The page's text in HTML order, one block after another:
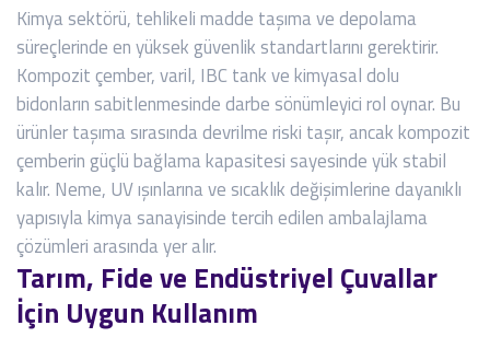
Kimya sektörü, tehlikeli madde taşıma ve depolama
süreçlerinde en yüksek güvenlik standartlarını gerektirir.
Kompozit çember, varil, IBC tank ve kimyasal dolu
bidonların sabitlenmesinde darbe sönümleyici rol oynar. Bu
ürünler taşıma sırasında devrilme riski taşır, ancak kompozit
çemberin güçlü bağlama kapasitesi sayesinde yük stabil
kalır. Neme, UV ışınlarına ve sıcaklık değişimlerine dayanıklı
yapısıyla kimya sanayisinde tercih edilen ambalajlama
çözümleri arasında yer alır.
Tarım, Fide ve Endüstriyel Çuvallar
İçin Uygun Kullanım